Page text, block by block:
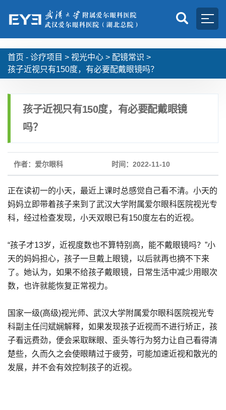
首页 - 诊疗项目 > 视光中心 > 配镜常识 >
孩子近视只有150度，有必要配戴眼镜吗？
孩子近视只有150度，有必要配戴眼镜
吗？
作者：爱尔眼科 时间：2022-11-10
正在读初一的小天，最近上课时总感觉自己看不清。小天的
妈妈立即带着孩子来到了武汉大学附属爱尔眼科医院视光专
科，经过检查发现，小天双眼已有150度左右的近视。
“孩子才13岁，近视度数也不算特别高，能不戴眼镜吗？”小
天的妈妈担心，孩子一旦戴上眼镜，以后就再也摘不下来
了。她认为，如果不给孩子戴眼镜，日常生活中减少用眼次
数，也许就能恢复正常视力。
国家一级(高级)视光师、武汉大学附属爱尔眼科医院视光专
科副主任闫斌娴解释，如果发现孩子近视而不进行矫正，孩
子看远费劲，便会采取眯眼、歪头等行为努力让自己看得清
楚些，久而久之会使眼睛过于疲劳，可能加速近视和散光的
发展，并不会有效控制孩子的近视。